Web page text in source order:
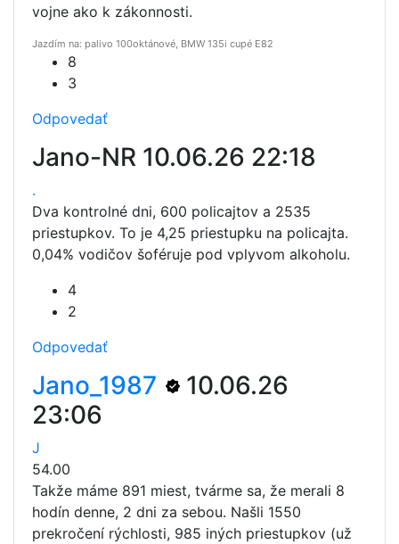
vojne ako k zákonnosti.
Jazdím na: palivo 100oktánové, BMW 135i cupé E82
8
3
Odpovedať
Jano-NR 10.06.26 22:18
.
Dva kontrolné dni, 600 policajtov a 2535
priestupkov. To je 4,25 priestupku na policajta.
0,04% vodičov šoféruje pod vplyvom alkoholu.
4
2
Odpovedať
Jano_1987
10.06.26
23:06
J
54.00
Takže máme 891 miest, tvárme sa, že merali 8
hodín denne, 2 dni za sebou. Našli 1550
prekročení rýchlosti, 985 iných priestupkov (už